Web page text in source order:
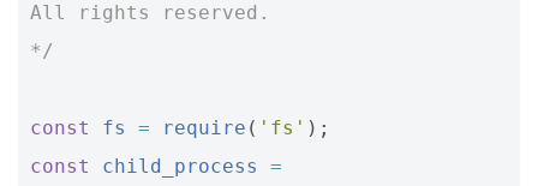
All rights reserved.
*/
const fs = require ( 'fs' );
const
child_process
=